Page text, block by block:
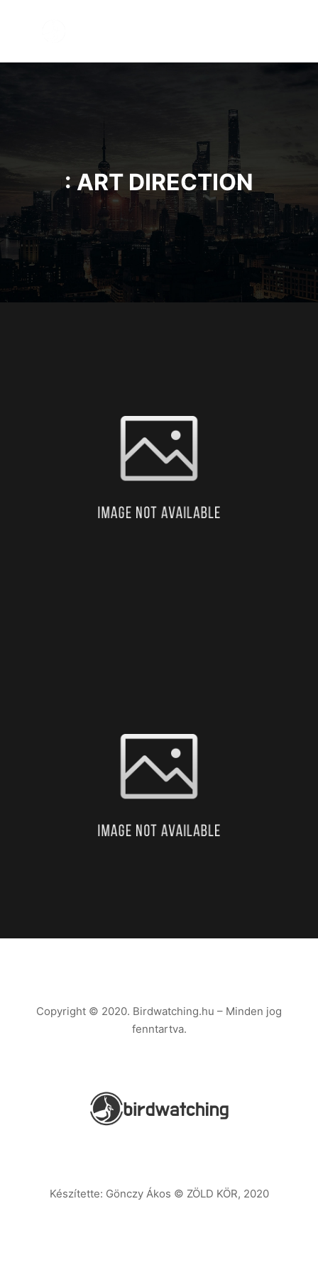
: ART DIRECTION
Copyright © 2020. Birdwatching.hu – Minden jog
fenntartva.
Készítette: Gönczy Ákos © ZÖLD KÖR, 2020